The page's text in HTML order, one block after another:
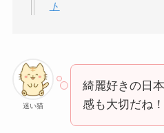
ト
迷い猫
綺麗好きの日
感も大切だね！